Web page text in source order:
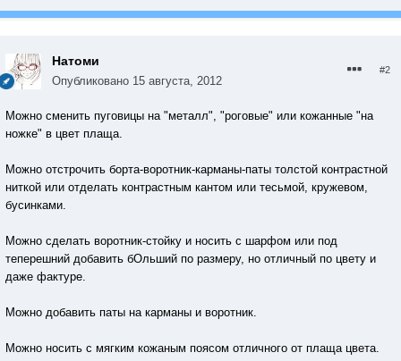
Натоми
Опубликовано 15 августа, 2012
#2
Можно сменить пуговицы на "металл", "роговые" или кожанные "на
ножке" в цвет плаща.
Можно отстрочить борта-воротник-карманы-паты толстой контрастной
ниткой или отделать контрастным кантом или тесьмой, кружевом,
бусинками.
Можно сделать воротник-стойку и носить с шарфом или под
теперешний добавить бОльший по размеру, но отличный по цвету и
даже фактуре.
Можно добавить паты на карманы и воротник.
Можно носить с мягким кожаным поясом отличного от плаща цвета.